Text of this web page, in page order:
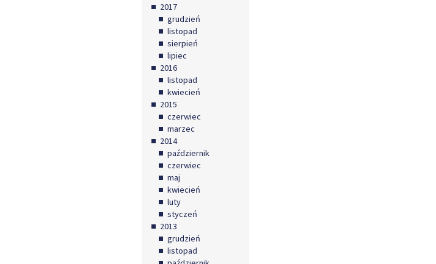
2017
grudzień
listopad
sierpień
lipiec
2016
listopad
kwiecień
2015
czerwiec
marzec
2014
październik
czerwiec
maj
kwiecień
luty
styczeń
2013
grudzień
listopad